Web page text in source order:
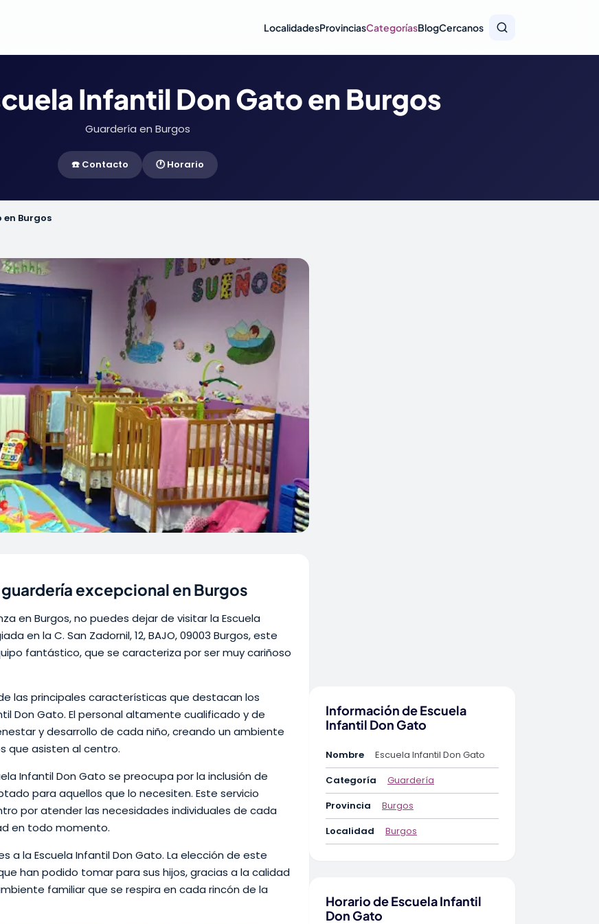
LocalidadesProvinciasCategoríasBlogCercanos
Infantil Don Gato en Burgos
Guardería en Burgos
☎️ Contacto 🕐 Horario
Burgos
excepcional en Burgos
en Burgos, no puedes dejar de visitar la Escuela
en la C. San Zadornil, 12, BAJO, 09003 Burgos, este
fantástico, que se caracteriza por ser muy cariñoso
las principales características que destacan los
Don Gato. El personal altamente cualificado y de
y desarrollo de cada niño, creando un ambiente
que asisten al centro.
Infantil Don Gato se preocupa por la inclusión de
para aquellos que lo necesiten. Este servicio
por atender las necesidades individuales de cada
en todo momento.
a la Escuela Infantil Don Gato. La elección de este
han podido tomar para sus hijos, gracias a la calidad
familiar que se respira en cada rincón de la
Información de Escuela
Infantil Don Gato
Nombre
Escuela Infantil Don Gato
Categoría
Guardería
Provincia
Burgos
Localidad
Burgos
Horario de Escuela Infantil
Don Gato